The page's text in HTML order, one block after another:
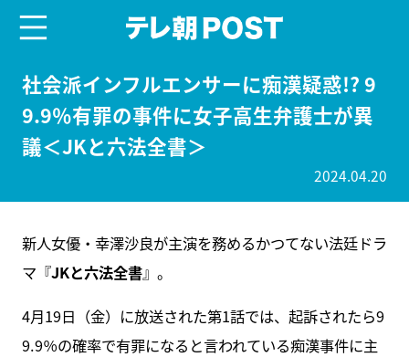
社会派インフルエンサーに痴漢疑惑!? 9
9.9％有罪の事件に女子高生弁護士が異
議＜JKと六法全書＞
2024.04.20
新人女優・幸澤沙良が主演を務めるかつてない法廷ドラ
マ『JKと六法全書』。
4月19日（金）に放送された第1話では、起訴されたら9
9.9％の確率で有罪になると言われている痴漢事件に主